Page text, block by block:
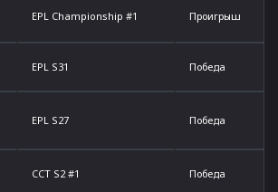
EPL Championship #1 Проигрыш
EPL S31 Победа
EPL S27 Победа
CCT S2 #1 Победа